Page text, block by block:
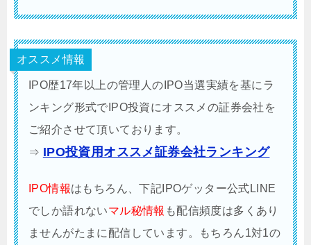
オススメ情報
IPO歴17年以上の管理人のIPO当選実績を基にラ
ンキング形式でIPO投資にオススメの証券会社を
ご紹介させて頂いております。
⇒ IPO投資用オススメ証券会社ランキング
IPO情報はもちろん、下記IPOゲッター公式LINE
でしか語れないマル秘情報 も配信頻度は多くあり
ませんがたまに配信しています。もちろん1対1の